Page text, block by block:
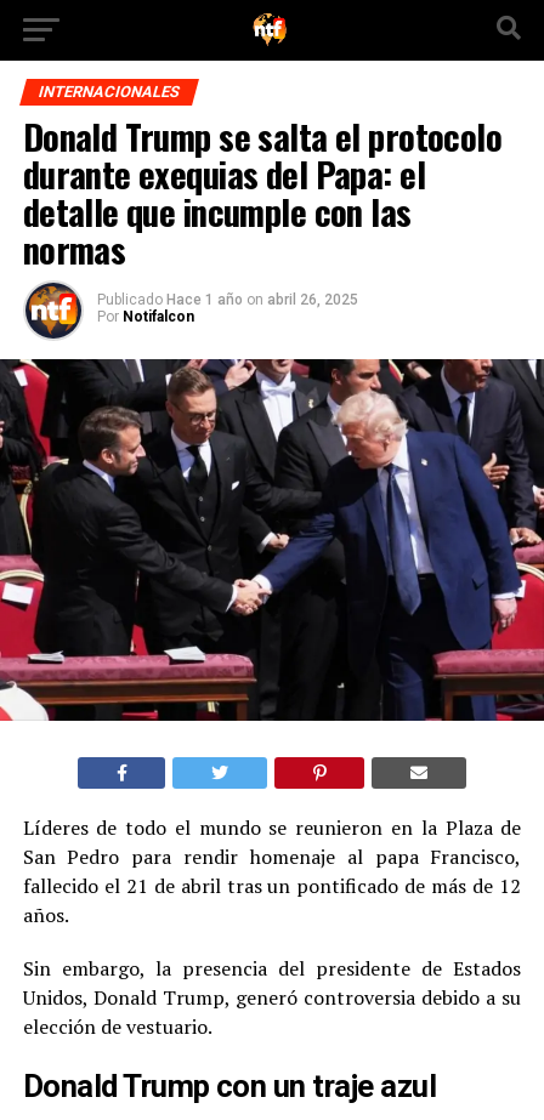
INTERNACIONALES
Donald Trump se salta el protocolo
durante exequias del Papa: el
detalle que incumple con las
normas
Publicado Hace 1 año on abril 26, 2025
Por Notifalcon
Líderes de todo el mundo se reunieron en la Plaza de
San Pedro para rendir homenaje al papa Francisco,
fallecido el 21 de abril tras un pontificado de más de 12
años.
Sin embargo, la presencia del presidente de Estados
Unidos, Donald Trump, generó controversia debido a su
elección de vestuario.
Donald Trump con un traje azul